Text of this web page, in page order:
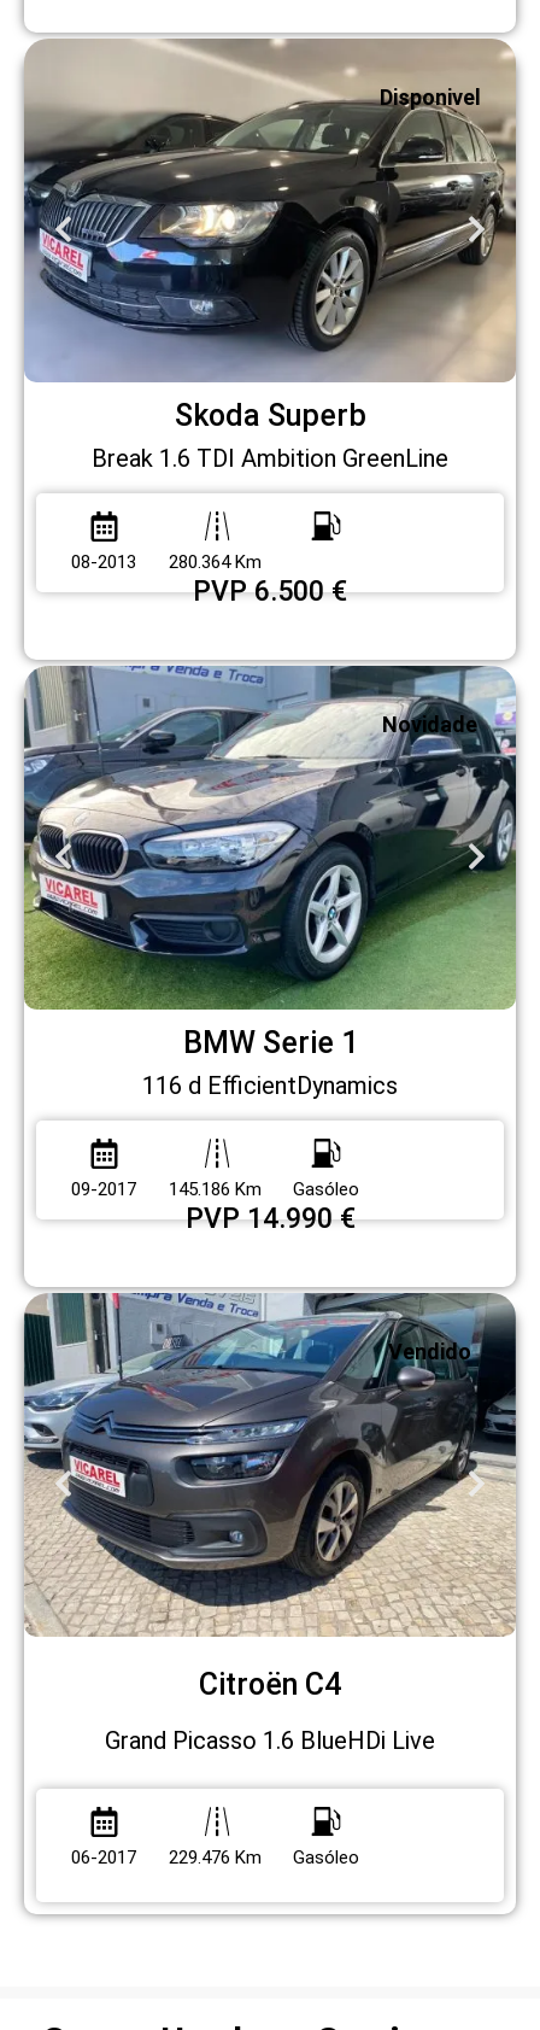
Disponivel
Skoda Superb
Break 1.6 TDI Ambition GreenLine
08-2013 280.364 Km
PVP 6.500 €
Novidade
BMW Serie 1
116 d EfficientDynamics
09-2017 145.186 Km Gasóleo
PVP 14.990 €
Vendido
Citroën C4
Grand Picasso 1.6 BlueHDi Live
06-2017 229.476 Km Gasóleo